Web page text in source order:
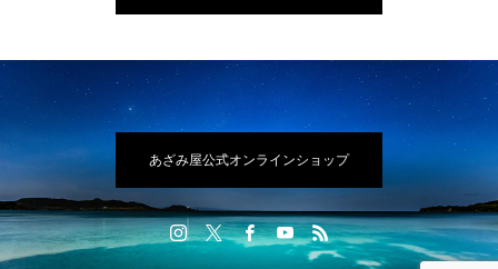
あざみ屋公式オンラインショップ